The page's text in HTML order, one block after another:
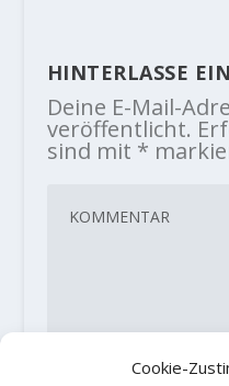
Cookie-
HINTERLASSE
Deine E-Mail-
veröffentlicht.
sind mit *